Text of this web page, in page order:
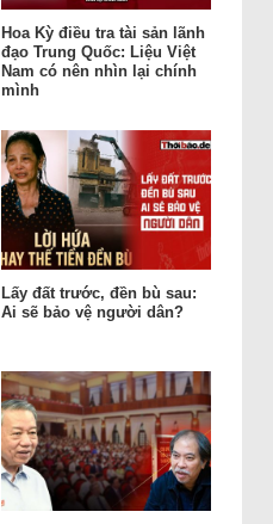
Hoa Kỳ điều tra tài sản lãnh
đạo Trung Quốc: Liệu Việt
Nam có nên nhìn lại chính
mình
Lấy đất trước, đền bù sau:
Ai sẽ bảo vệ người dân?